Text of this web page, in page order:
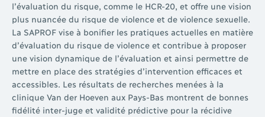
l’évaluation du risque, comme le HCR-20, et offre une vision
plus nuancée du risque de violence et de violence sexuelle.
La SAPROF vise à bonifier les pratiques actuelles en matière
d’évaluation du risque de violence et contribue à proposer
une vision dynamique de l’évaluation et ainsi permettre de
mettre en place des stratégies d’intervention efficaces et
accessibles. Les résultats de recherches menées à la
clinique Van der Hoeven aux Pays-Bas montrent de bonnes
fidélité inter-juge et validité prédictive pour la récidive